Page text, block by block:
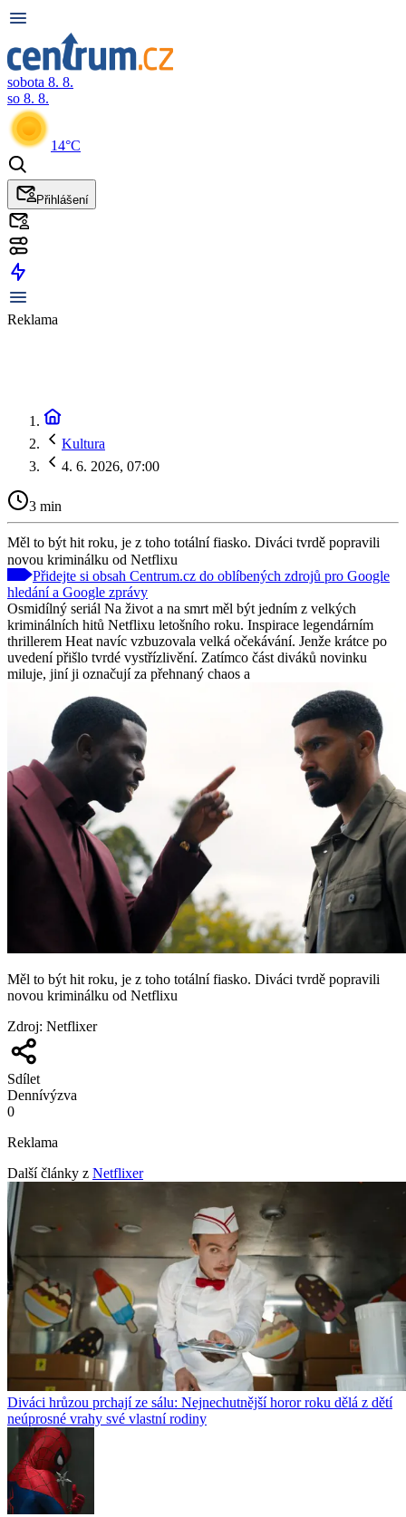
sobota 8. 8.
so 8. 8.
14°C
Přihlášení
Reklama
Kultura
4. 6. 2026, 07:00
3 min
Měl to být hit roku, je z toho totální fiasko. Diváci tvrdě popravili
novou kriminálku od Netflixu
Přidejte si obsah Centrum.cz do oblíbených zdrojů pro Google
hledání a Google zprávy
Osmidílný seriál Na život a na smrt měl být jedním z velkých
kriminálních hitů Netflixu letošního roku. Inspirace legendárním
thrillerem Heat navíc vzbuzovala velká očekávání. Jenže krátce po
uvedení přišlo tvrdé vystřízlivění. Zatímco část diváků novinku
miluje, jiní ji označují za přehnaný chaos a
Měl to být hit roku, je z toho totální fiasko. Diváci tvrdě popravili
novou kriminálku od Netflixu
Zdroj: Netflixer
Sdílet
Dennívýzva
0
Reklama
Další články z Netflixer
Diváci hrůzou prchají ze sálu: Nejnechutnější horor roku dělá z dětí
neúprosné vrahy své vlastní rodiny